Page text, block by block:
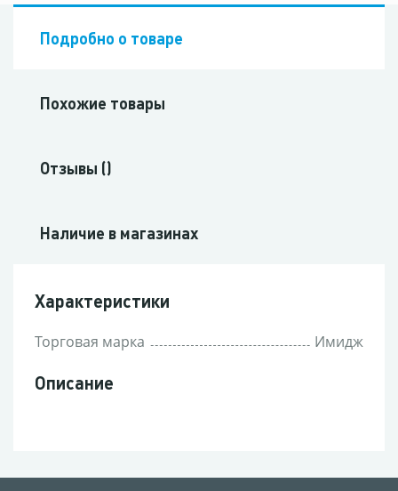
Подробно о товаре
Похожие товары
Отзывы ()
Наличие в магазинах
Характеристики
Торговая марка Имидж
Описание